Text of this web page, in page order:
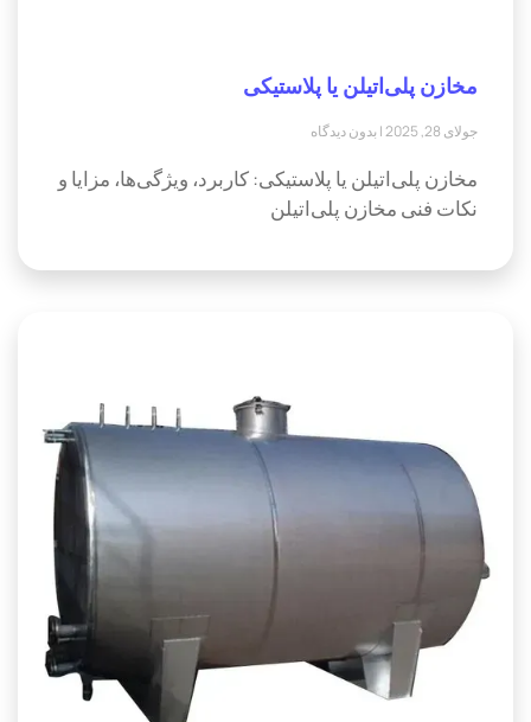
مخازن پلی‌اتیلن یا پلاستیکی
جولای 28, 2025 بدون دیدگاه
مخازن پلی‌اتیلن یا پلاستیکی: کاربرد، ویژگی‌ها، مزایا و
نکات فنی مخازن پلی‌اتیلن